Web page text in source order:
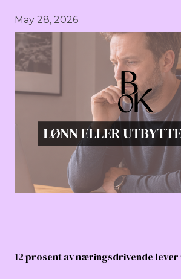
May 28, 2026
12 prosent av næringsdrivende